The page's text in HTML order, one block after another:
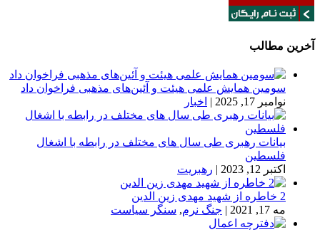
آخرین مطالب
سومین همایش علمی هیئت و آئین‌های مذهبی فراخوان داد
نوامبر 17, 2025
| اخبار
بیانات رهبری طی سال های مختلف در رابطه با اشغال
فلسطین
اکتبر 12, 2023
| رهبریت
2 خاطره از شهید مهدی زین الدین
مه 17, 2021
| جنگ نرم, سنگر سیاست